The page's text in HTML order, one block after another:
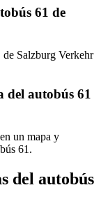
61 de
de Salzburg Verkehr
del autobús 61
un mapa y
61.
del autobús